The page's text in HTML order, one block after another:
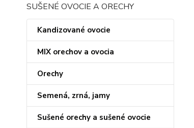
SUŠENÉ OVOCIE A ORECHY
Kandizované ovocie
MIX orechov a ovocia
Orechy
Semená, zrná, jamy
Sušené orechy a sušené ovocie